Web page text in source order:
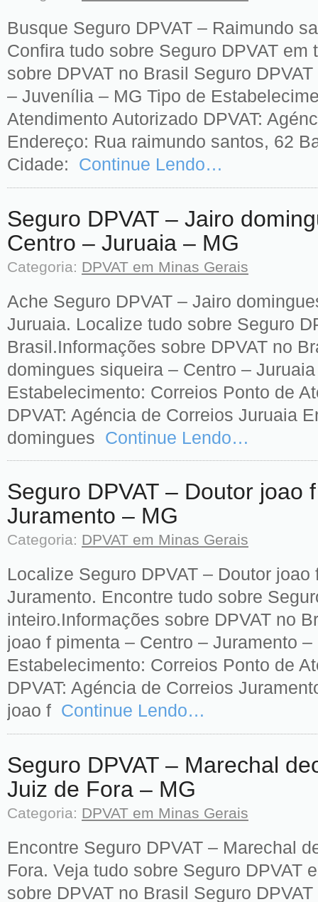
Busque Seguro DPVAT – Raimundo
Confira tudo sobre Seguro DPVAT
sobre DPVAT no Brasil Seguro
– Juvenília – MG Tipo de
Atendimento Autorizado DPVAT:
Endereço: Rua raimundo santos, 62
Cidade: Continue Lendo…
Seguro DPVAT – Jairo
Centro – Juruaia – MG
Categoria: DPVAT em Minas Gerais
Ache Seguro DPVAT – Jairo
Juruaia. Localize tudo sobre Seguro
Brasil.Informações sobre DPVAT no
domingues siqueira – Centro –
Estabelecimento: Correios Ponto de
DPVAT: Agéncia de Correios Juruaia
domingues Continue Lendo…
Seguro DPVAT – Doutor joao
Juramento – MG
Categoria: DPVAT em Minas Gerais
Localize Seguro DPVAT – Doutor
Juramento. Encontre tudo sobre
inteiro.Informações sobre DPVAT no
joao f pimenta – Centro – Juramento –
Estabelecimento: Correios Ponto de
DPVAT: Agéncia de Correios
joao f Continue Lendo…
Seguro DPVAT – Marechal
Juiz de Fora – MG
Categoria: DPVAT em Minas Gerais
Encontre Seguro DPVAT – Marechal
Fora. Veja tudo sobre Seguro DPVAT
sobre DPVAT no Brasil Seguro